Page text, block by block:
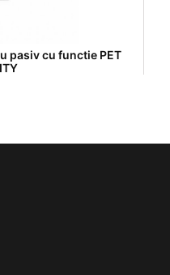
pasiv cu functie PET